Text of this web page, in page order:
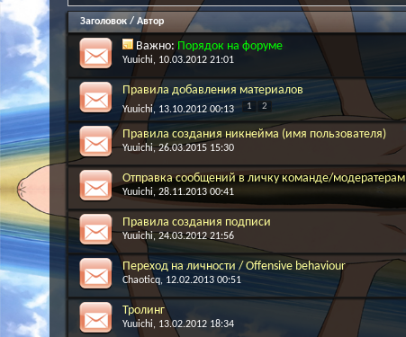
Заголовок/ Автор
Важно:Порядок на форуме
Yuuichi, 10.03.2012 21:01
Правила добавления материалов
Yuuichi, 13.10.2012 00:13 1 2
Правила создания никнейма (имя пользователя)
Yuuichi, 26.03.2015 15:30
Отправка сообщений в личку команде/модератерам
Yuuichi, 28.11.2013 00:41
Правила создания подписи
Yuuichi, 24.03.2012 21:56
Переход на личности / Offensive behaviour
Chaoticq, 12.02.2013 00:51
Тролинг
Yuuichi, 13.02.2012 18:34